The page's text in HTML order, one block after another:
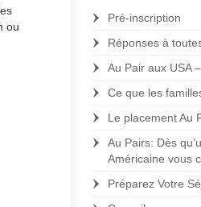
ou
Pré-inscription
Réponses à
Au Pair aux USA
Ce que les
Le placement Au
Au Pairs: Dès
Américaine vous
Préparez Votre